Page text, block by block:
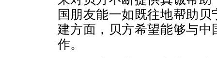
国朋友能一如既往地帮助
建方面，贝方希望能够与
作。